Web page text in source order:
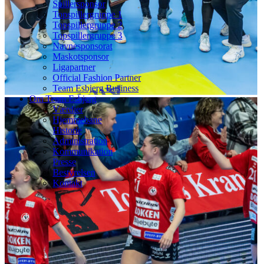
Spillersponsor
Topspillergruppe 1
Topspillergruppe 2
Topspillergruppe 3
Navnesponsorat
Maskotsponsor
Ligapartner
Official Fashion Partner
Team Esbjerg Business
Om Team Esbjerg
Værdier
Hjemmebane
Historie
Administration
Kommunikation
Presse
Bestyrelsen
Kontakt